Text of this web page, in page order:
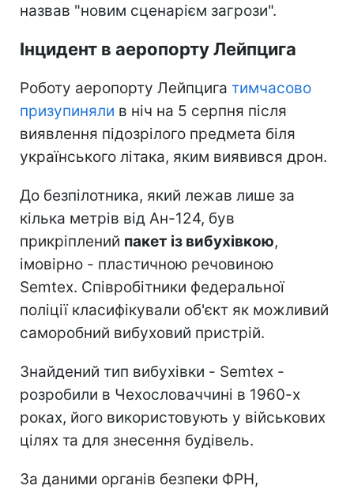
назвав "новим сценарієм загрози".
Інцидент в аеропорту Лейпцига
Роботу аеропорту Лейпцига тимчасово
призупиняли в ніч на 5 серпня після
виявлення підозрілого предмета біля
українського літака, яким виявився дрон.
До безпілотника, який лежав лише за
кілька метрів від Ан-124, був
прикріплений пакет із вибухівкою,
імовірно - пластичною речовиною
Semtex. Співробітники федеральної
поліції класифікували об'єкт як можливий
саморобний вибуховий пристрій.
Знайдений тип вибухівки - Semtex -
розробили в Чехословаччині в 1960-х
роках, його використовують у військових
цілях та для знесення будівель.
За даними органів безпеки ФРН,